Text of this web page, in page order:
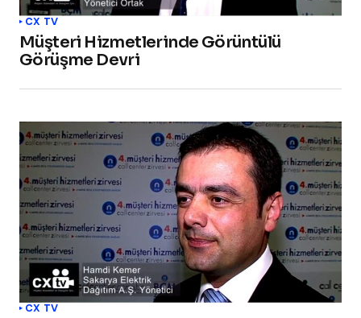
CX TV
Müşteri Hizmetlerinde Görüntülü
Görüşme Devri
CX TV